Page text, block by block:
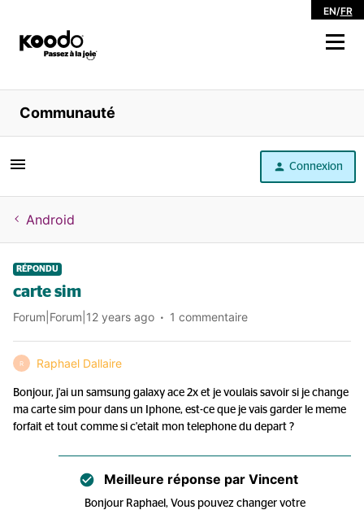
EN/FR
Magasiner
Libre service
Aide
Communauté
Connexion
Android
RÉPONDU
carte sim
Forum|Forum|12 years ago 1 commentaire
R Raphael Dallaire
Bonjour, j'ai un samsung galaxy ace 2x et je voulais savoir si je change
ma carte sim pour dans un Iphone, est-ce que je vais garder le meme
forfait et tout comme si c'etait mon telephone du depart ?
Meilleure réponse par Vincent
Bonjour Raphael, Vous pouvez changer votre